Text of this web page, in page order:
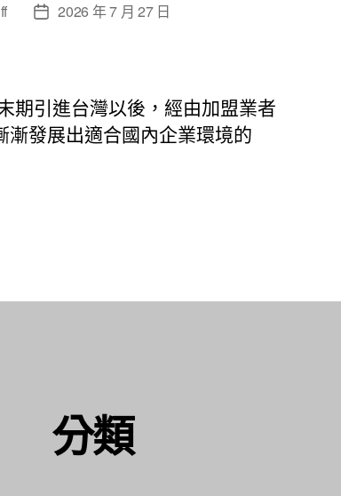
文
日
期
2026 年 7 月 27 日
期引進台灣以後，經由加盟業者
發展出適合國內企業環境的
分類